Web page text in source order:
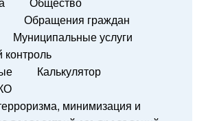
Обращения граждан
Муниципальные услуги
Калькулятор
минимизация и